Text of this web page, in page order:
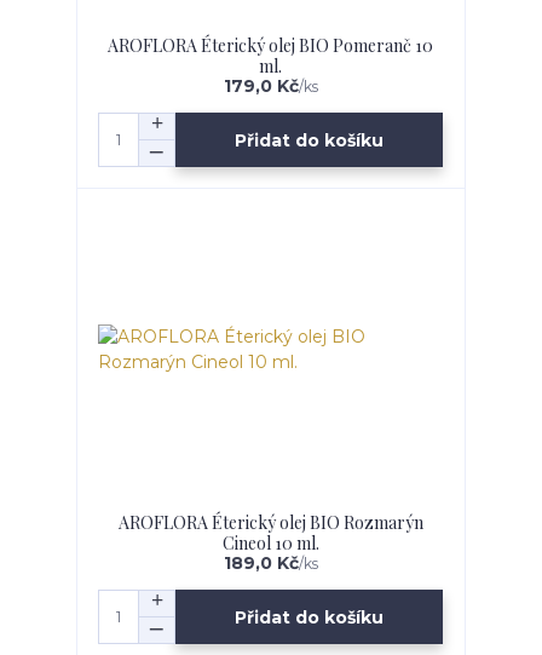
AROFLORA Éterický olej BIO Pomeranč 10
ml.
179,0 Kč/ks
Přidat do košíku
AROFLORA Éterický olej BIO Rozmarýn
Cineol 10 ml.
189,0 Kč/ks
Přidat do košíku